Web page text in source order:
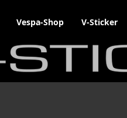
Vespa-Shop V-Sticker